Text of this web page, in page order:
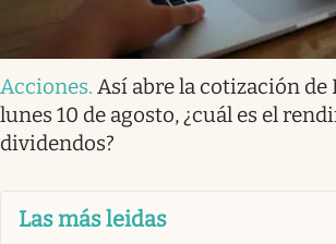
Acciones. Así abre la cotización de
lunes 10 de agosto, ¿cuál es el
dividendos?
Las más leidas